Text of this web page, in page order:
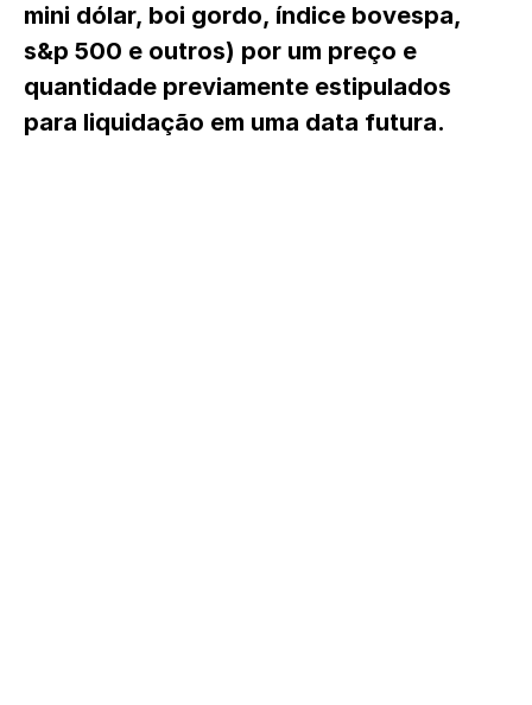
mini dólar, boi gordo, índice bovespa,
s&p 500 e outros) por um preço e
quantidade previamente estipulados
para liquidação em uma data futura.